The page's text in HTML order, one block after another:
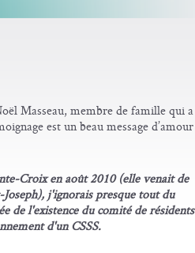
Masseau, membre de famille qui a
est un beau message d’amour
Croix en août 2010 (elle venait de
j'ignorais presque tout du
de l'existence du comité de résidents
d'un CSSS.